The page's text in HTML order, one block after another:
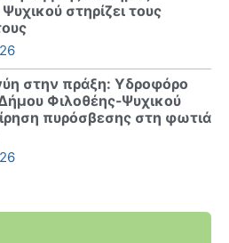
στηρίζει τους
στην πράξη: Υδροφόρο
Φιλοθέης-Ψυχικού
πυρόσβεσης στη φωτιά